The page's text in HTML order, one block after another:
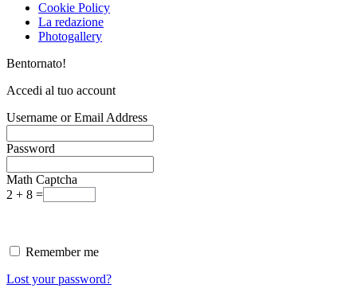
Cookie Policy
La redazione
Photogallery
Bentornato!
Accedi al tuo account
Username or Email Address
Password
Math Captcha
2 + 8 =
Remember me
Lost your password?